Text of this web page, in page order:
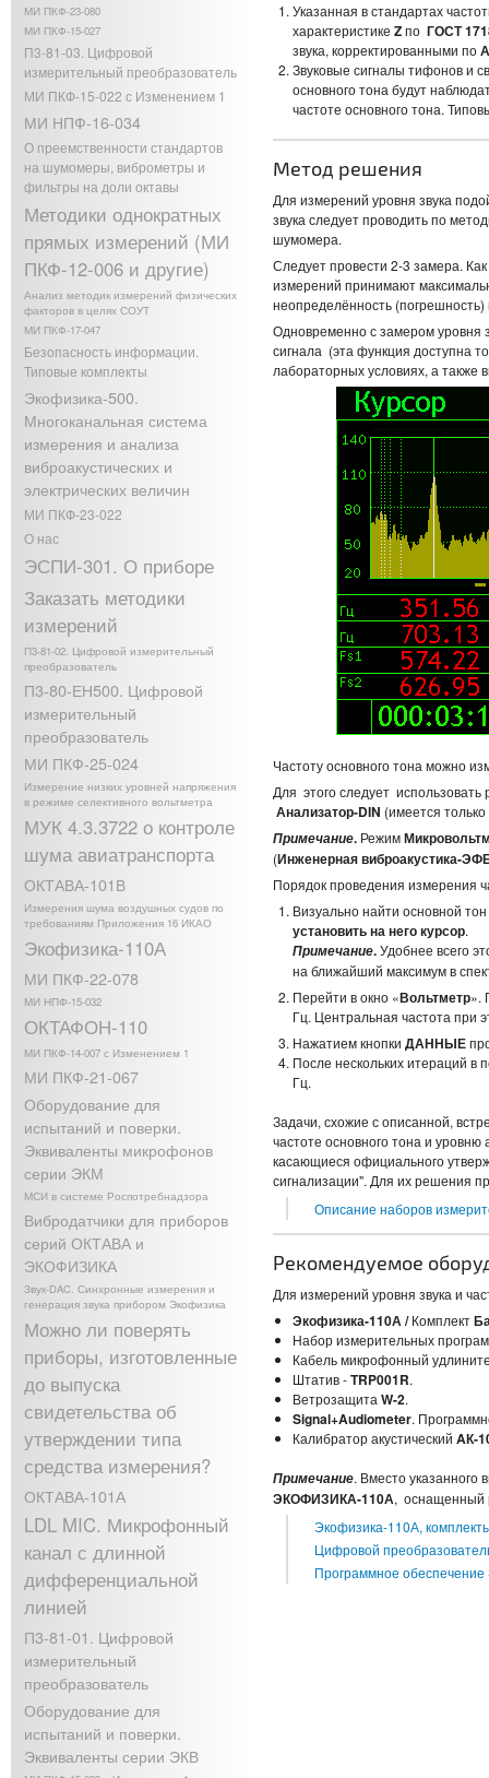
Указанная в стандартах
характеристике Zпо ГОСТ
звука, корректированными поА
Звуковые сигналы тифонов и
основного тона будут
частоте основного тона.
Метод решения
Для измерений уровня звука
звука следует проводить по
шумомера.
Следует провести 2-3 замера.
измерений принимают
неопределённость (погрешность)
Одновременно с замером уровня
сигнала (эта функция доступна
лабораторных условиях, а
Частоту основного тона можно
Для этого следует
Анализатор-DIN (имеется
Примечание. Режим
(Инженерная виброакустика-
Порядок проведения измерения
Визуально найти основной
установить на него курсор.
Примечание.Удобнее всего
на ближайший максимум в
Перейти в окно «Вольтметр».
Гц. Центральная частота при
Нажатием кнопки ДАННЫЕ
После нескольких итераций в
Гц.
Задачи, схожие с описанной,
частоте основного тона и
касающиеся официального
сигнализации". Для их решения
Описание наборов
Рекомендуемое
Для измерений уровня звука и
Экофизика-110А /Комплект
Набор измерительных
Кабель микрофонный
Штатив -TRP001R.
Ветрозащита W-2.
Signal+Audiometer.
Калибратор акустический AК-
Примечание. Вместо
ЭКОФИЗИКА-110А, оснащенный
Экофизика-110А,
Цифровой
Программное обеспечение
МИ ПКФ-23-080
МИ ПКФ-15-027
П3-81-03. Цифровой
измерительный преобразователь
МИ ПКФ-15-022 с Изменением 1
МИ НПФ-16-034
О преемственности стандартов
на шумомеры, виброметры и
фильтры на доли октавы
Методики однократных
прямых измерений (МИ
ПКФ-12-006 и другие)
Анализ методик измерений физических
факторов в целях СОУТ
МИ ПКФ-17-047
Безопасность информации.
Типовые комплекты
Экофизика-500.
Многоканальная система
измерения и анализа
виброакустических и
электрических величин
МИ ПКФ-23-022
О нас
ЭСПИ-301. О приборе
Заказать методики
измерений
П3-81-02. Цифровой измерительный
преобразователь
П3-80-ЕН500. Цифровой
измерительный
преобразователь
МИ ПКФ-25-024
Измерение низких уровней напряжения
в режиме селективного вольтметра
МУК 4.3.3722 о контроле
шума авиатранспорта
ОКТАВА-101В
Измерения шума воздушных судов по
требованиям Приложения 16 ИКАО
Экофизика-110А
МИ ПКФ-22-078
МИ НПФ-15-032
ОКТАФОН-110
МИ ПКФ-14-007 с Изменением 1
МИ ПКФ-21-067
Оборудование для
испытаний и поверки.
Эквиваленты микрофонов
серии ЭКМ
МСИ в системе Роспотребнадзора
Вибродатчики для приборов
серий ОКТАВА и
ЭКОФИЗИКА
Звук-DAC. Синхронные измерения и
генерация звука прибором Экофизика
Можно ли поверять
приборы, изготовленные
до выпуска
свидетельства об
утверждении типа
средства измерения?
ОКТАВА-101А
LDL MIC. Микрофонный
канал с длинной
дифференциальной
линией
П3-81-01. Цифровой
измерительный
преобразователь
Оборудование для
испытаний и поверки.
Эквиваленты серии ЭКВ